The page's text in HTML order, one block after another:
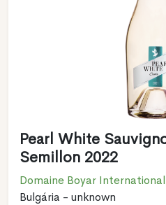
Pearl White
Semillon 2022
Domaine Boyar International
Bulgária - unknown